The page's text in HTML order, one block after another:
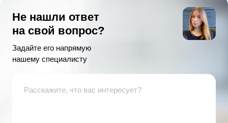
Не нашли ответ
на свой вопрос?
Задайте его напрямую
нашему специалисту